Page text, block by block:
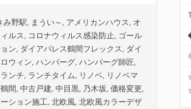
み野駅, まうい～, アメリカンハウス, オ
ルス, コロナウィルス感染防止, ゴール
ン, ダイアパレス鶴間フレックス, ダイ
ウィン, ハンバーグ, ハンバーグ師匠,
ランチ, ランチタイム, リノベ, リノベマ
間, 中古戸建, 中目黒, 乃木坂, 価格変更,
ション施工, 北欧風, 北欧風カラーデザ